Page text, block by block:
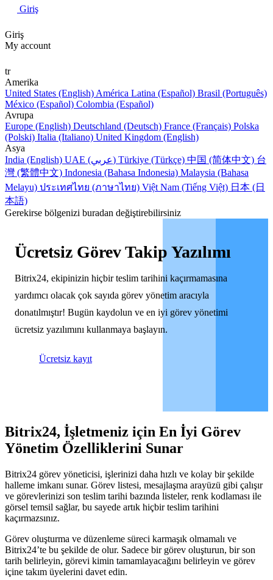
Giriş
Giriş
My account
tr
Amerika
United States (English) América Latina (Español) Brasil (Português)
México (Español) Colombia (Español)
Avrupa
Europe (English) Deutschland (Deutsch) France (Français) Polska
(Polski) Italia (Italiano) United Kingdom (English)
Asya
India (English)
UAE (عربي) Türkiye (Türkçe) 中国 (简体中文) 台
灣 (繁體中文) Indonesia (Bahasa Indonesia) Malaysia (Bahasa
Melayu) ประเทศไทย (ภาษาไทย) Việt Nam (Tiếng Việt) 日本 (日
本語)
Gerekirse bölgenizi buradan değiştirebilirsiniz
Ücretsiz Görev Takip Yazılımı
Bitrix24, ekipinizin hiçbir teslim tarihini kaçırmamasına
yardımcı olacak çok sayıda görev yönetim aracıyla
donatılmıştır! Bugün kaydolun ve en iyi görev yönetimi
ücretsiz yazılımını kullanmaya başlayın.
Ücretsiz kayıt
Bitrix24, İşletmeniz için En İyi Görev
Yönetim Özelliklerini Sunar
Bitrix24 görev yöneticisi, işlerinizi daha hızlı ve kolay bir şekilde
halleme imkanı sunar. Görev listesi, mesajlaşma arayüzü gibi çalışır
ve görevlerinizi son teslim tarihi bazında listeler, renk kodlaması ile
görsel temsil sağlar, bu sayede artık hiçbir teslim tarihini
kaçırmazsınız.
Görev oluşturma ve düzenleme süreci karmaşık olmamalı ve
Bitrix24’te bu şekilde de olur. Sadece bir görev oluşturun, bir son
tarih belirleyin, görevi kimin tamamlayacağını belirleyin ve görev
içine takım üyelerini davet edin.